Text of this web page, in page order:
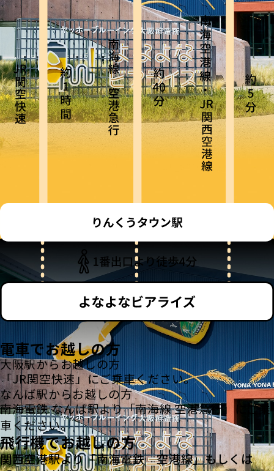
電車でお越しの方
大阪駅からお越しの方
「JR関空快速」にご乗車ください。
なんば駅からお越しの方
南海電鉄 なんば駅より「南海線 空港急行」にご乗
車ください。
飛行機でお越しの方
関西空港駅より「南海電鉄 空港線」もしくは